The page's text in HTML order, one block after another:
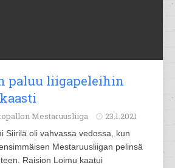
paluu liigapeleihin
Mestaruusliiga 23.1.2021
Siirilä oli vahvassa vedossa, kun
Mestaruusliigan pelinsä
Raision Loimu kaatui